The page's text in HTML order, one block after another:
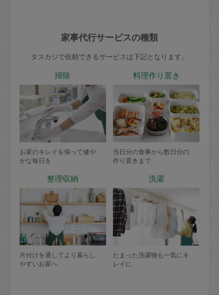
家事代行サービスの種類
タスカジで依頼できるサービスは下記となります。
掃除
お家のキレイを保って健や
かな毎日を
料理作り置き
当日分の食事から数日分の
作り置きまで
整理収納
片付けを通してより暮らし
やすいお家へ
洗濯
たまった洗濯物も一気にキ
レイに